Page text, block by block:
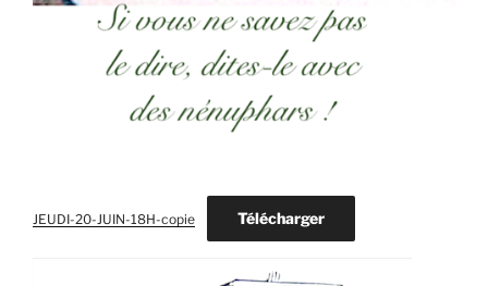
JEUDI-20-JUIN-18H-copie Télécharger